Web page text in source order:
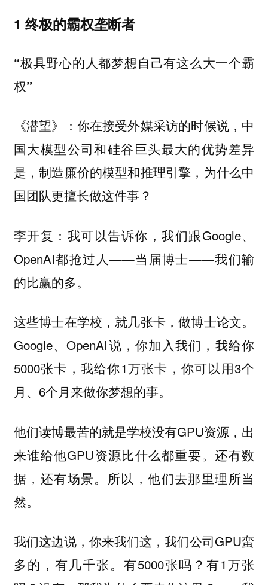
1 终极的霸权垄断者
“极具野心的人都梦想自己有这么大一个霸
权”
《潜望》：你在接受外媒采访的时候说，中
国大模型公司和硅谷巨头最大的优势差异
是，制造廉价的模型和推理引擎，为什么中
国团队更擅长做这件事？
李开复： 我可以告诉你，我们跟Google、
OpenAI都抢过人——当届博士——我们输
的比赢的多。
这些博士在学校，就几张卡，做博士论文。
Google、OpenAI说，你加入我们，我给你
5000张卡，我给你1万张卡，你可以用3个
月、6个月来做你梦想的事。
他们读博最苦的就是学校没有GPU资源，出
来谁给他GPU资源比什么都重要。还有数
据，还有场景。所以，他们去那里理所当
然。
我们这边说，你来我们这，我们公司GPU蛮
多的，有几千张。有5000张吗？有1万张